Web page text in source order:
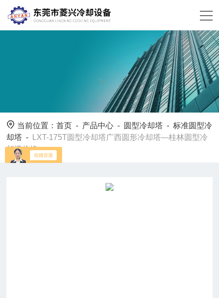
当前位置：首页 - 产品中心 - 圆型冷却塔 -标准圆型冷
却塔 -
LXT-175T圆型冷却塔广西圆形冷却塔—桂林圆型冷
却塔价格